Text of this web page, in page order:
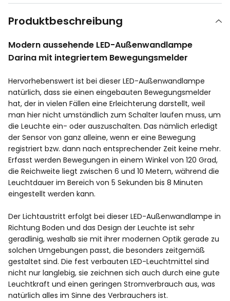
Produktbeschreibung
Modern aussehende LED-Außenwandlampe
Darina mit integriertem Bewegungsmelder
Hervorhebenswert ist bei dieser LED-Außenwandlampe
natürlich, dass sie einen eingebauten Bewegungsmelder
hat, der in vielen Fällen eine Erleichterung darstellt, weil
man hier nicht umständlich zum Schalter laufen muss, um
die Leuchte ein- oder auszuschalten. Das nämlich erledigt
der Sensor von ganz alleine, wenn er eine Bewegung
registriert bzw. dann nach entsprechender Zeit keine mehr.
Erfasst werden Bewegungen in einem Winkel von 120 Grad,
die Reichweite liegt zwischen 6 und 10 Metern, während die
Leuchtdauer im Bereich von 5 Sekunden bis 8 Minuten
eingestellt werden kann.
Der Lichtaustritt erfolgt bei dieser LED-Außenwandlampe in
Richtung Boden und das Design der Leuchte ist sehr
geradlinig, weshalb sie mit ihrer modernen Optik gerade zu
solchen Umgebungen passt, die besonders zeitgemäß
gestaltet sind. Die fest verbauten LED-Leuchtmittel sind
nicht nur langlebig, sie zeichnen sich auch durch eine gute
Leuchtkraft und einen geringen Stromverbrauch aus, was
natürlich alles im Sinne des Verbrauchers ist.